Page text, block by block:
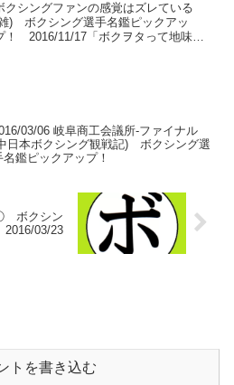
クシングファンの感覚はズレている
) ボクシング選手名鑑ピックアッ
！ 2016/11/17「ボクヲタって地味で
03/06 岐阜商工会議所-ファイナル
日本ボクシング観戦記) ボクシング選
名鑑ピックアップ！
ボクシン
03/23
トを書き込む